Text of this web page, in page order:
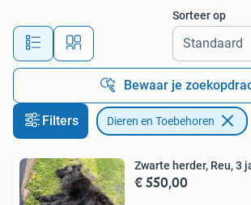
Alle afstanden…
Sorteer op
Bewaar je
Filters Dieren en Toebehoren
Zwarte herder, Reu, 3
€ 550,00